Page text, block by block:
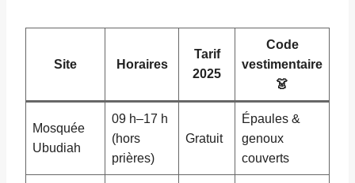
Site Horaires
Tarif
2025
Code
vestimentaire
👗
Mosquée
Ubudiah
09 h–17 h
(hors
prières)
Gratuit
Épaules &
genoux
couverts